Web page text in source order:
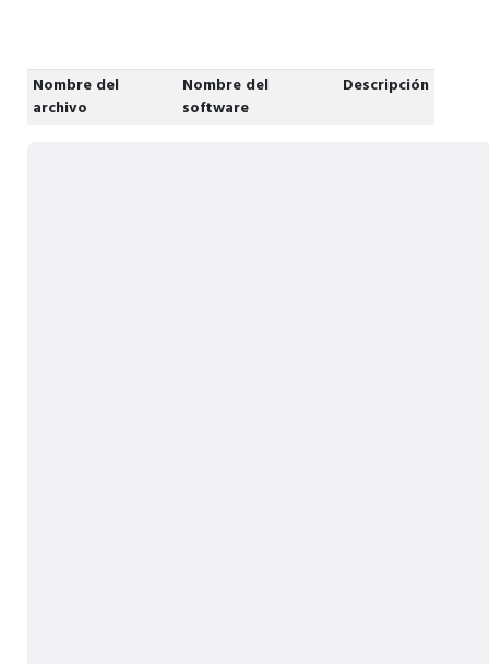
Nombre del
archivo
Nombre del
software
Descripción